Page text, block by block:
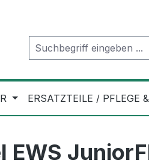
ERSATZTEILE / PFLEGE